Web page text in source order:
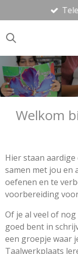
direct
naar
hoofdinhoud
Welkom
Hier staan
samen met jou en
oefenen en te
voorbereiding
Of je al veel of
goed bent in
een groepje waar
Taalwerkplaats